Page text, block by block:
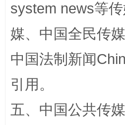
system news等
媒、中国全民传
中国法制新闻
引用。
五、中国公共传